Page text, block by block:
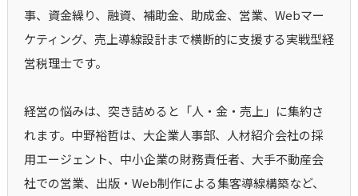
事、資金繰り、融資、補助金、助成金、営業、Webマー
ケティング、売上導線設計まで横断的に支援する実戦型経
営税理士です。
経営の悩みは、突き詰めると「人・金・売上」に集約さ
れます。中野裕哲は、大企業人事部、人材紹介会社の採
用エージェント、中小企業の財務責任者、大手不動産会
社での営業、出版・Web制作による集客導線構築など、